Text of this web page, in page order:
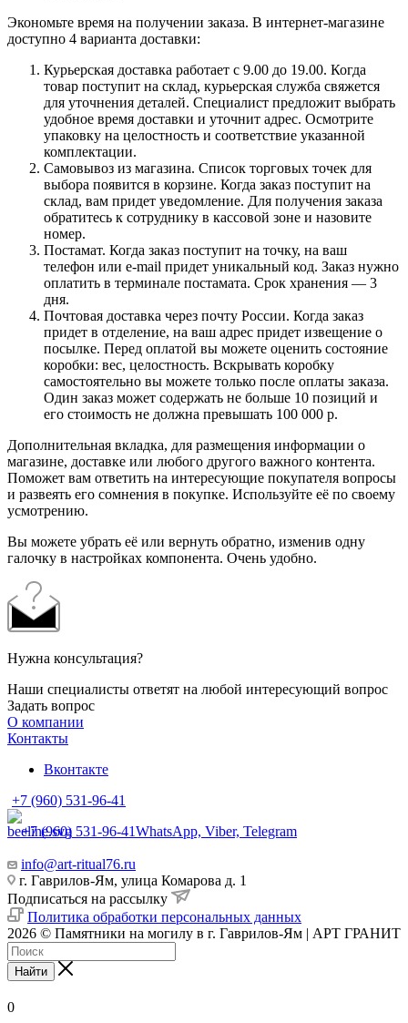
Экономьте время на получении заказа. В интернет-магазине
доступно 4 варианта доставки:
Курьерская доставка работает с 9.00 до 19.00. Когда
товар поступит на склад, курьерская служба свяжется
для уточнения деталей. Специалист предложит выбрать
удобное время доставки и уточнит адрес. Осмотрите
упаковку на целостность и соответствие указанной
комплектации.
Самовывоз из магазина. Список торговых точек для
выбора появится в корзине. Когда заказ поступит на
склад, вам придет уведомление. Для получения заказа
обратитесь к сотруднику в кассовой зоне и назовите
номер.
Постамат. Когда заказ поступит на точку, на ваш
телефон или e-mail придет уникальный код. Заказ нужно
оплатить в терминале постамата. Срок хранения — 3
дня.
Почтовая доставка через почту России. Когда заказ
придет в отделение, на ваш адрес придет извещение о
посылке. Перед оплатой вы можете оценить состояние
коробки: вес, целостность. Вскрывать коробку
самостоятельно вы можете только после оплаты заказа.
Один заказ может содержать не больше 10 позиций и
его стоимость не должна превышать 100 000 р.
Дополнительная вкладка, для размещения информации о
магазине, доставке или любого другого важного контента.
Поможет вам ответить на интересующие покупателя вопросы
и развеять его сомнения в покупке. Используйте её по своему
усмотрению.
Вы можете убрать её или вернуть обратно, изменив одну
галочку в настройках компонента. Очень удобно.
Нужна консультация?
Наши специалисты ответят на любой интересующий вопрос
Задать вопрос
О компании
Контакты
Вконтакте
+7 (960) 531-96-41
+7 (960) 531-96-41WhatsApp, Viber, Telegram
info@art-ritual76.ru
г. Гаврилов-Ям, улица Комарова д. 1
Подписаться на рассылку
Политика обработки персональных данных
2026 © Памятники на могилу в г. Гаврилов-Ям | АРТ ГРАНИТ
Найти
0